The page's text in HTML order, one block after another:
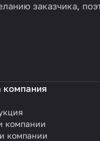
заказчика,
компания
компании
компании